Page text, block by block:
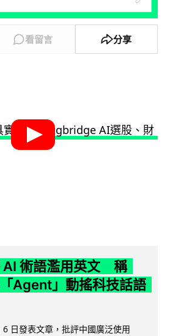
看留言 分享
AI 術語濫用英文 稱
Agent」動搖科技話語
日發表文章，批評中國廣泛使用